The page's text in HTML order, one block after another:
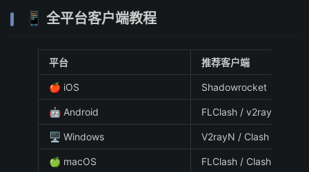
📱 全平台客户端教程
平台 推荐客户端
🍎 iOS Shadowrocket（小火箭
🤖 Android FLClash / v2rayNG
🖥️ Windows V2rayN / Clash Verge
🍏 macOS FLClash / Clash Verge